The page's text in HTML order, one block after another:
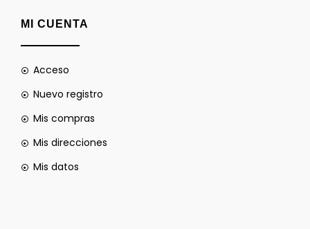
MI CUENTA
Acceso
Nuevo registro
Mis compras
Mis direcciones
Mis datos